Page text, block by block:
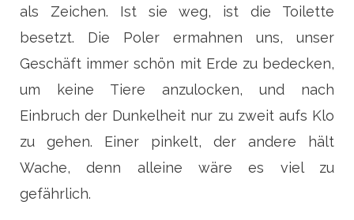
als Zeichen. Ist sie weg, ist die Toilette
besetzt. Die Poler ermahnen uns, unser
Geschäft immer schön mit Erde zu bedecken,
um keine Tiere anzulocken, und nach
Einbruch der Dunkelheit nur zu zweit aufs Klo
zu gehen. Einer pinkelt, der andere hält
Wache, denn alleine wäre es viel zu
gefährlich.